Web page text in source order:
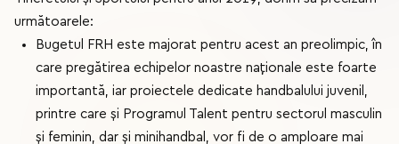
următoarele:
Bugetul FRH este majorat pentru acest an preolimpic, în
care pregătirea echipelor noastre naționale este foarte
importantă, iar proiectele dedicate handbalului juvenil,
printre care și Programul Talent pentru sectorul masculin
și feminin, dar și minihandbal, vor fi de o amploare mai